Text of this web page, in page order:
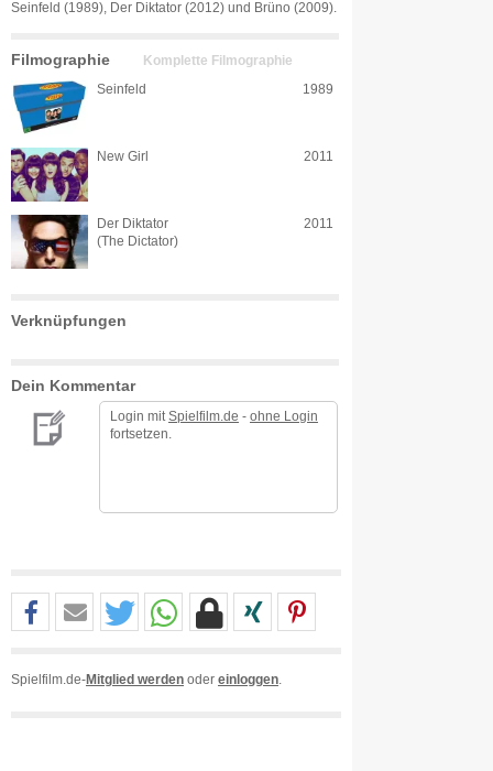
Seinfeld (1989), Der Diktator (2012) und Brüno (2009).
Filmographie Komplette Filmographie
Seinfeld 1989
New Girl 2011
Der Diktator
(The Dictator)
2011
Verknüpfungen
Dein Kommentar
Login mit Spielfilm.de - ohne Login
fortsetzen.
Spielfilm.de-Mitglied werden oder einloggen